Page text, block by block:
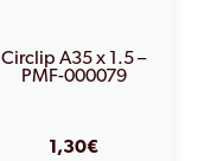
Circlip A35 x 1.5 –
PMF-000079
1,30€